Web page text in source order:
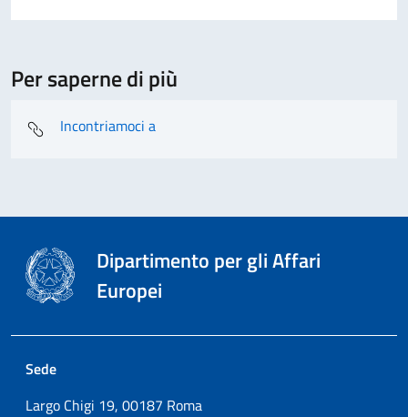
Per saperne di più
Incontriamoci a
Dipartimento per gli Affari
Europei
Sede
Largo Chigi 19, 00187 Roma